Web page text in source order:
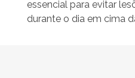
essencial para evitar
durante o dia em cima